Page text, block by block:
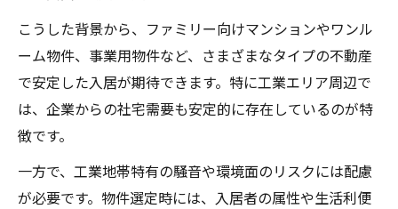
こうした背景から、ファミリー向けマンションやワンル
ーム物件、事業用物件など、さまざまなタイプの不動産
で安定した入居が期待できます。特に工業エリア周辺で
は、企業からの社宅需要も安定的に存在しているのが特
徴です。
一方で、工業地帯特有の騒音や環境面のリスクには配慮
が必要です。物件選定時には、入居者の属性や生活利便